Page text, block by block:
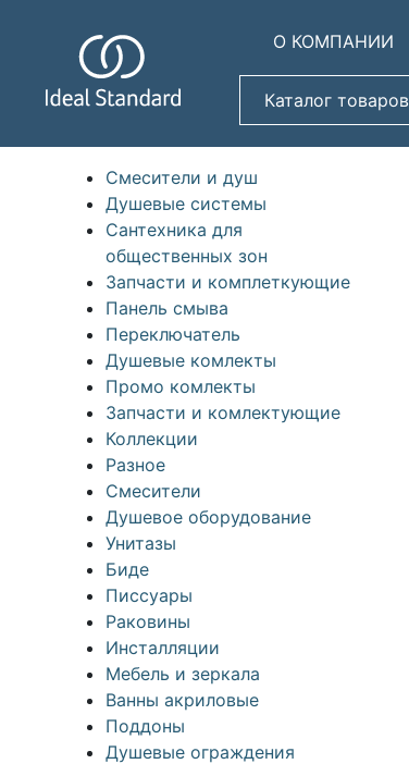
О КОМПАНИИ
Каталог товаров
Смесители и душ
Душевые системы
Сантехника для
общественных зон
Запчасти и комплеткующие
Панель смыва
Переключатель
Душевые комлекты
Промо комлекты
Запчасти и комлектующие
Коллекции
Разное
Смесители
Душевое оборудование
Унитазы
Биде
Писсуары
Раковины
Инсталляции
Мебель и зеркала
Ванны акриловые
Поддоны
Душевые ограждения